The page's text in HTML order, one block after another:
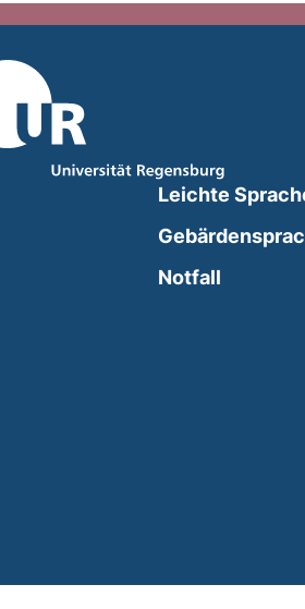
opens in a new window)
Leichte
Notfall